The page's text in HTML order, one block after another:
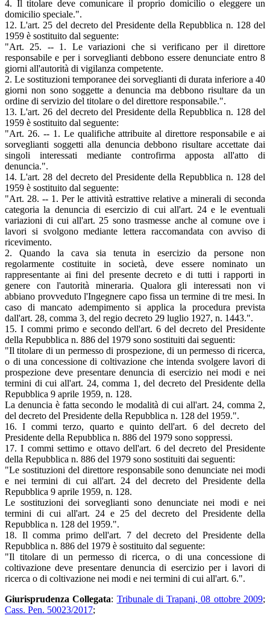
4. Il titolare deve comunicare il proprio domicilio o eleggere un
domicilio speciale.".
12. L'art. 25 del decreto del Presidente della Repubblica n. 128 del
1959 è sostituito dal seguente:
"Art. 25. -- 1. Le variazioni che si verificano per il direttore
responsabile e per i sorveglianti debbono essere denunciate entro 8
giorni all'autorità di vigilanza competente.
2. Le sostituzioni temporanee dei sorveglianti di durata inferiore a 40
giorni non sono soggette a denuncia ma debbono risultare da un
ordine di servizio del titolare o del direttore responsabile.".
13. L'art. 26 del decreto del Presidente della Repubblica n. 128 del
1959 è sostituito dal seguente:
"Art. 26. -- 1. Le qualifiche attribuite al direttore responsabile e ai
sorveglianti soggetti alla denuncia debbono risultare accettate dai
singoli interessati mediante controfirma apposta all'atto di
denuncia.".
14. L'art. 28 del decreto del Presidente della Repubblica n. 128 del
1959 è sostituito dal seguente:
"Art. 28. -- 1. Per le attività estrattive relative a minerali di seconda
categoria la denuncia di esercizio di cui all'art. 24 e le eventuali
variazioni di cui all'art. 25 sono trasmesse anche al comune ove i
lavori si svolgono mediante lettera raccomandata con avviso di
ricevimento.
2. Quando la cava sia tenuta in esercizio da persone non
regolarmente costituite in società, deve essere nominato un
rappresentante ai fini del presente decreto e di tutti i rapporti in
genere con l'autorità mineraria. Qualora gli interessati non vi
abbiano provveduto l'Ingegnere capo fissa un termine di tre mesi. In
caso di mancato adempimento si applica la procedura prevista
dall'art. 28, comma 3, del regio decreto 29 luglio 1927, n. 1443.".
15. I commi primo e secondo dell'art. 6 del decreto del Presidente
della Repubblica n. 886 del 1979 sono sostituiti dai seguenti:
"Il titolare di un permesso di prospezione, di un permesso di ricerca,
o di una concessione di coltivazione che intenda svolgere lavori di
prospezione deve presentare denuncia di esercizio nei modi e nei
termini di cui all'art. 24, comma 1, del decreto del Presidente della
Repubblica 9 aprile 1959, n. 128.
La denuncia è fatta secondo le modalità di cui all'art. 24, comma 2,
del decreto del Presidente della Repubblica n. 128 del 1959.".
16. I commi terzo, quarto e quinto dell'art. 6 del decreto del
Presidente della Repubblica n. 886 del 1979 sono soppressi.
17. I commi settimo e ottavo dell'art. 6 del decreto del Presidente
della Repubblica n. 886 del 1979 sono sostituiti dai seguenti:
"Le sostituzioni del direttore responsabile sono denunciate nei modi
e nei termini di cui all'art. 24 del decreto del Presidente della
Repubblica 9 aprile 1959, n. 128.
Le sostituzioni dei sorveglianti sono denunciate nei modi e nei
termini di cui all'art. 24 e 25 del decreto del Presidente della
Repubblica n. 128 del 1959.".
18. Il comma primo dell'art. 7 del decreto del Presidente della
Repubblica n. 886 del 1979 è sostituito dal seguente:
"Il titolare di un permesso di ricerca, o di una concessione di
coltivazione deve presentare denuncia di esercizio per i lavori di
ricerca o di coltivazione nei modi e nei termini di cui all'art. 6.".
Giurisprudenza Collegata: Tribunale di Trapani, 08 ottobre 2009;
Cass. Pen. 50023/2017;